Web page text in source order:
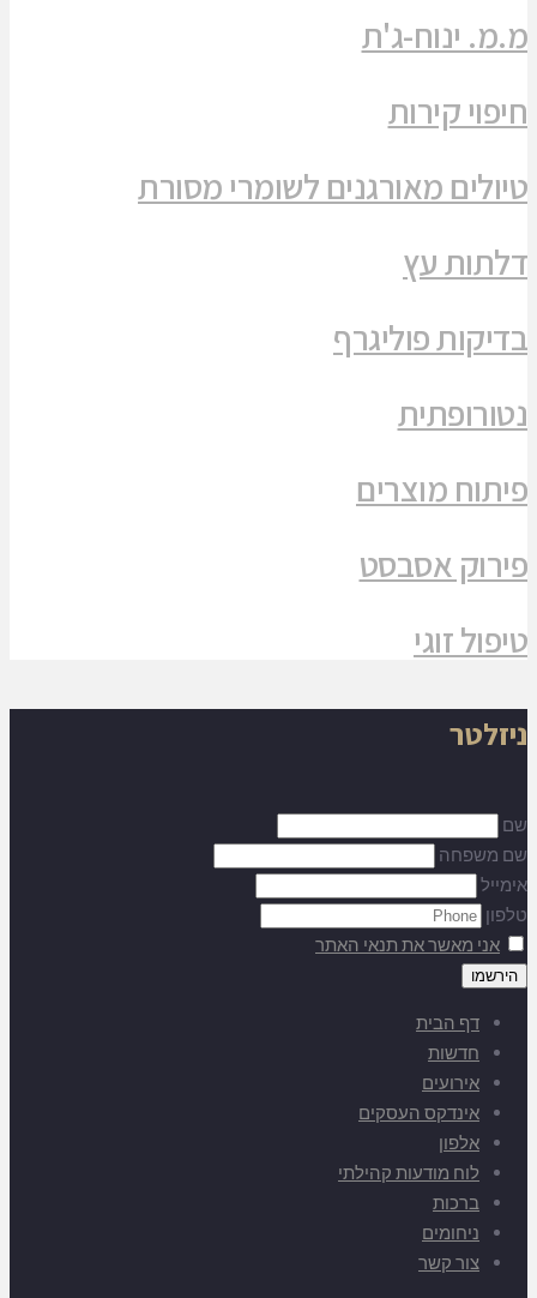
מ.מ. ינוח-ג'ת
חיפוי קירות
טיולים מאורגנים לשומרי מסורת
דלתות עץ
בדיקות פוליגרף
נטורופתית
פיתוח מוצרים
פירוק אסבסט
טיפול זוגי
ניזלטר
שם
שם משפחה
אימייל
טלפון
אני מאשר את תנאי האתר
דף הבית
חדשות
אירועים
אינדקס העסקים
אלפון
לוח מודעות קהילתי
ברכות
ניחומים
צור קשר